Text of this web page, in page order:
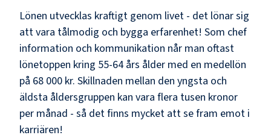
Lönen utvecklas kraftigt genom livet - det lönar sig
att vara tålmodig och bygga erfarenhet! Som chef
information och kommunikation når man oftast
lönetoppen kring 55-64 års ålder med en medellön
på 68 000 kr. Skillnaden mellan den yngsta och
äldsta åldersgruppen kan vara flera tusen kronor
per månad - så det finns mycket att se fram emot i
karriären!